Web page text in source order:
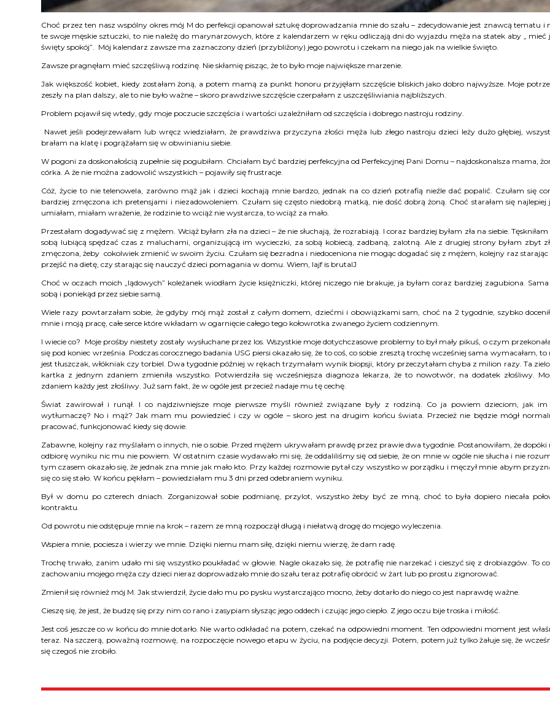
Choć przez ten nasz wspólny okres mój M do perfekcji opanował sztukę doprowadzania mnie do szału – zdecydowanie jest znawcą tematu i
te swoje męskie sztuczki, to nie należę do marynarzowych, które z kalendarzem w ręku odliczają dni do wyjazdu męża na statek aby „ mieć
święty spokój”. Mój kalendarz zawsze ma zaznaczony dzień (przybliżony) jego powrotu i czekam na niego jak na wielkie święto.
Zawsze pragnęłam mieć szczęśliwą rodzinę. Nie skłamię pisząc, że to było moje największe marzenie.
Jak większość kobiet, kiedy zostałam żoną, a potem mamą za punkt honoru przyjęłam szczęście bliskich jako dobro najwyższe. Moje
zeszły na plan dalszy, ale to nie było ważne – skoro prawdziwe szczęście czerpałam z uszczęśliwiania najbliższych.
Problem pojawił się wtedy, gdy moje poczucie szczęścia i wartości uzależniłam od szczęścia i dobrego nastroju rodziny.
Nawet jeśli podejrzewałam lub wręcz wiedziałam, że prawdziwa przyczyna złości męża lub złego nastroju dzieci leży dużo głębiej,
brałam na klatę i pogrążałam się w obwinianiu siebie.
W pogoni za doskonałością zupełnie się pogubiłam. Chciałam być bardziej perfekcyjna od Perfekcyjnej Pani Domu – najdoskonalsza mama,
córka. A że nie można zadowolić wszystkich – pojawiły się frustracje.
Cóż, życie to nie telenowela, zarówno mąż jak i dzieci kochają mnie bardzo, jednak na co dzień potrafią nieźle dać popalić. Czułam się
bardziej zmęczona ich pretensjami i niezadowoleniem. Czułam się często niedobrą matką, nie dość dobrą żoną. Choć starałam się najlepiej
umiałam, miałam wrażenie, że rodzinie to wciąż nie wystarcza, to wciąż za mało.
Przestałam dogadywać się z mężem. Wciąż byłam zła na dzieci – że nie słuchają, że rozrabiają. I coraz bardziej byłam zła na siebie. Tęskniłam
sobą lubiącą spędzać czas z maluchami, organizującą im wycieczki, za sobą kobiecą, zadbaną, zalotną. Ale z drugiej strony byłam zbyt
zmęczona, żeby cokolwiek zmienić w swoim życiu. Czułam się bezradna i niedoceniona nie mogąc dogadać się z mężem, kolejny raz starając
przejść na dietę, czy starając się nauczyć dzieci pomagania w domu. Wiem, lajf is brutalJ
Choć w oczach moich „lądowych” koleżanek wiodłam życie księżniczki, której niczego nie brakuje, ja byłam coraz bardziej zagubiona. Sama
sobą i poniekąd przez siebie samą.
Wiele razy powtarzałam sobie, że gdyby mój mąż został z całym domem, dziećmi i obowiązkami sam, choć na 2 tygodnie, szybko
mnie i moją pracę, całe serce które wkładam w ogarnięcie całego tego kołowrotka zwanego życiem codziennym.
I wiecie co? Moje prośby niestety zostały wysłuchane przez los. Wszystkie moje dotychczasowe problemy to był mały pikuś, o czym
się pod koniec września. Podczas corocznego badania USG piersi okazało się, że to coś, co sobie zresztą trochę wcześniej sama wymacałam, to
jest tłuszczak, włókniak czy torbiel. Dwa tygodnie później w rękach trzymałam wynik biopsji, który przeczytałam chyba z milion razy. Ta
kartka z jednym zdaniem zmieniła wszystko. Potwierdziła się wcześniejsza diagnoza lekarza, że to nowotwór, na dodatek złośliwy.
zdaniem każdy jest złośliwy. Już sam fakt, że w ogóle jest przecież nadaje mu tę cechę.
Świat zawirował i runął. I co najdziwniejsze moje pierwsze myśli również związane były z rodziną. Co ja powiem dzieciom, jak
wytłumaczę? No i mąż? Jak mam mu powiedzieć i czy w ogóle – skoro jest na drugim końcu świata. Przecież nie będzie mógł
pracować, funkcjonować kiedy się dowie.
Zabawne, kolejny raz myślałam o innych, nie o sobie. Przed mężem ukrywałam prawdę przez prawie dwa tygodnie. Postanowiłam, że dopóki
odbiorę wyniku nic mu nie powiem. W ostatnim czasie wydawało mi się, że oddaliliśmy się od siebie, że on mnie w ogóle nie słucha i nie
tym czasem okazało się, że jednak zna mnie jak mało kto. Przy każdej rozmowie pytał czy wszystko w porządku i męczył mnie abym
się co się stało. W końcu pękłam – powiedziałam mu 3 dni przed odebraniem wyniku.
Był w domu po czterech dniach. Zorganizował sobie podmianę, przylot, wszystko żeby być ze mną, choć to była dopiero niecała
kontraktu.
Od powrotu nie odstępuje mnie na krok – razem ze mną rozpoczął długą i niełatwą drogę do mojego wyleczenia.
Wspiera mnie, pociesza i wierzy we mnie. Dzięki niemu mam siłę, dzięki niemu wierzę, że dam radę.
Trochę trwało, zanim udało mi się wszystko poukładać w głowie. Nagle okazało się, że potrafię nie narzekać i cieszyć się z drobiazgów. To
zachowaniu mojego męża czy dzieci nieraz doprowadzało mnie do szału teraz potrafię obrócić w żart lub po prostu zignorować.
Zmienił się również mój M. Jak stwierdził, życie dało mu po pysku wystarczająco mocno, żeby dotarło do niego co jest naprawdę ważne.
Cieszę się, że jest, że budzę się przy nim co rano i zasypiam słysząc jego oddech i czując jego ciepło. Z jego oczu bije troska i miłość.
Jest coś jeszcze co w końcu do mnie dotarło. Nie warto odkładać na potem, czekać na odpowiedni moment. Ten odpowiedni moment jest
teraz. Na szczerą, poważną rozmowę, na rozpoczęcie nowego etapu w życiu, na podjęcie decyzji. Potem, potem już tylko żałuje się, że
się czegoś nie zrobiło.